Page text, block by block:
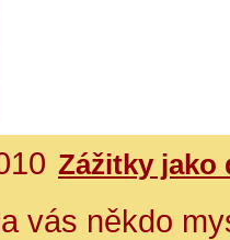
Zážitky jako
vás někdo